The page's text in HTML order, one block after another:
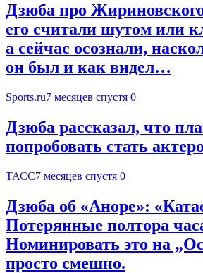
Дзюба про
его считали шутом или
а сейчас осознали,
он был и как видел…
Sports.ru7 месяцев спустя 0
Дзюба рассказал, что
попробовать стать
ТАСС7 месяцев спустя 0
Дзюба об «Аноре»:
Потерянные полтора
Номинировать это на
просто смешно.